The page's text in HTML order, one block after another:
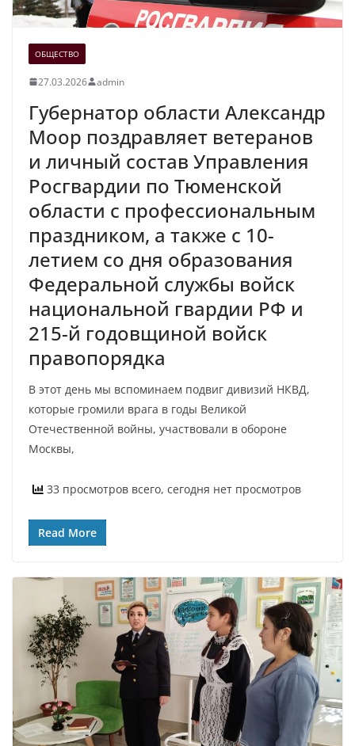
ОБЩЕСТВО
27.03.2026 admin
Губернатор области Александр
Моор поздравляет ветеранов
и личный состав Управления
Росгвардии по Тюменской
области с профессиональным
праздником, а также с 10-
летием со дня образования
Федеральной службы войск
национальной гвардии РФ и
215-й годовщиной войск
правопорядка
В этот день мы вспоминаем подвиг дивизий НКВД,
которые громили врага в годы Великой
Отечественной войны, участвовали в обороне
Москвы,
33 просмотров всего, сегодня нет просмотров
Read More